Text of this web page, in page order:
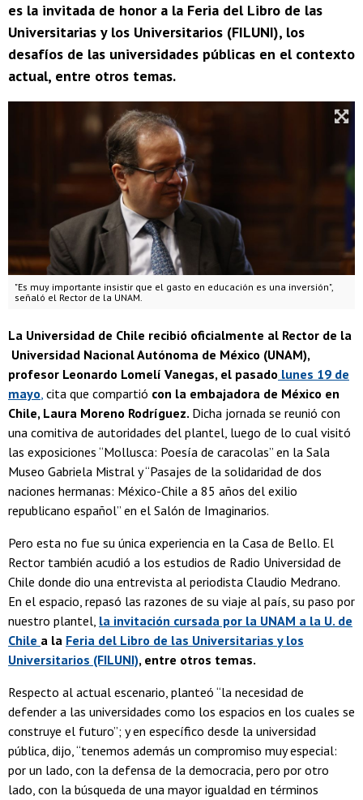
es la invitada de honor a la Feria del Libro de las
Universitarias y los Universitarios (FILUNI), los
desafíos de las universidades públicas en el contexto
actual, entre otros temas.
"Es muy importante insistir que el gasto en educación es una inversión",
señaló el Rector de la UNAM.
La Universidad de Chile recibió oficialmente al Rector de la
Universidad Nacional Autónoma de México (UNAM),
profesor Leonardo Lomelí Vanegas, el pasado lunes 19 de
mayo, cita que compartió con la embajadora de México en
Chile, Laura Moreno Rodríguez. Dicha jornada se reunió con
una comitiva de autoridades del plantel, luego de lo cual visitó
las exposiciones “Mollusca: Poesía de caracolas” en la Sala
Museo Gabriela Mistral y “Pasajes de la solidaridad de dos
naciones hermanas: México-Chile a 85 años del exilio
republicano español” en el Salón de Imaginarios.
Pero esta no fue su única experiencia en la Casa de Bello. El
Rector también acudió a los estudios de Radio Universidad de
Chile donde dio una entrevista al periodista Claudio Medrano.
En el espacio, repasó las razones de su viaje al país, su paso por
nuestro plantel, la invitación cursada por la UNAM a la U. de
Chile a la Feria del Libro de las Universitarias y los
Universitarios (FILUNI), entre otros temas.
Respecto al actual escenario, planteó “la necesidad de
defender a las universidades como los espacios en los cuales se
construye el futuro”; y en específico desde la universidad
pública, dijo, “tenemos además un compromiso muy especial:
por un lado, con la defensa de la democracia, pero por otro
lado, con la búsqueda de una mayor igualdad en términos